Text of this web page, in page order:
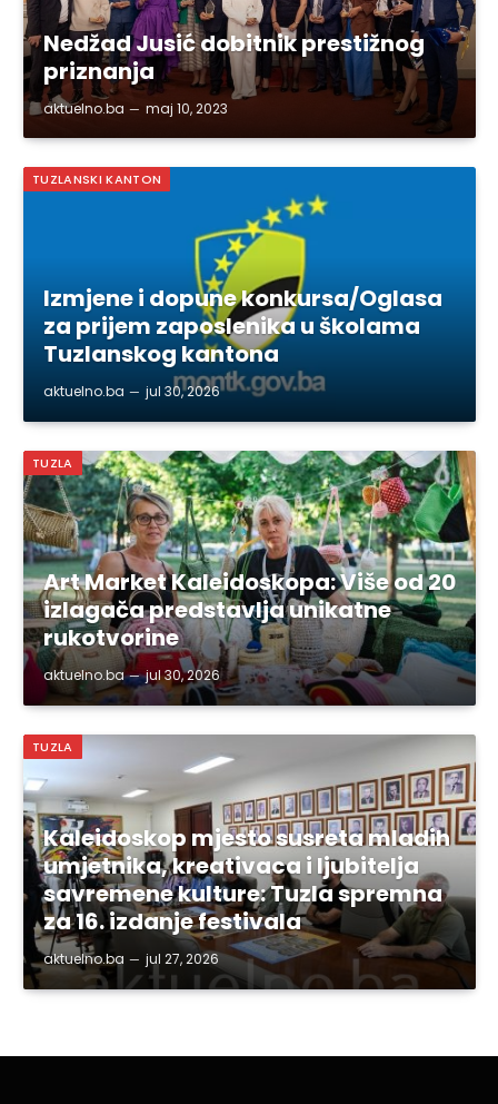
Nedžad Jusić dobitnik prestižnog
priznanja
aktuelno.ba maj 10, 2023
TUZLANSKI KANTON
Izmjene i dopune konkursa/Oglasa
za prijem zaposlenika u školama
Tuzlanskog kantona
aktuelno.ba jul 30, 2026
TUZLA
Art Market Kaleidoskopa: Više od 20
izlagača predstavlja unikatne
rukotvorine
aktuelno.ba jul 30, 2026
TUZLA
Kaleidoskop mjesto susreta mladih
umjetnika, kreativaca i ljubitelja
savremene kulture: Tuzla spremna
za 16. izdanje festivala
aktuelno.ba jul 27, 2026